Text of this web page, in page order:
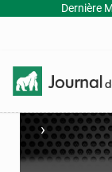
Dernière
›